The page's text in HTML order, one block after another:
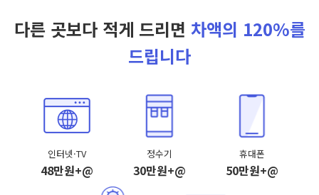
다른 곳보다 적게 드리면 차액의 120%를
드립니다
인터넷·TV
48만원+@
정수기
30만원+@
휴대폰
50만원+@